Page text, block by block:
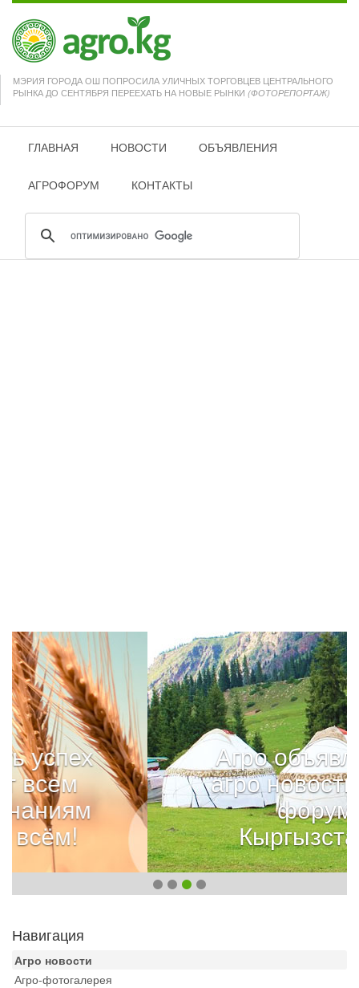
МЭРИЯ ГОРОДА ОШ ПОПРОСИЛА УЛИЧНЫХ ТОРГОВЦЕВ ЦЕНТРАЛЬНОГО
РЫНКА ДО СЕНТЯБРЯ ПЕРЕЕХАТЬ НА НОВЫЕ РЫНКИ (ФОТОРЕПОРТАЖ)
ГЛАВНАЯ НОВОСТИ ОБЪЯВЛЕНИЯ
АГРОФОРУМ КОНТАКТЫ
Агро объявления,
агро новости, агро
форум
Кыргызстана.
Навигация
Агро новости
Агро-фотогалерея